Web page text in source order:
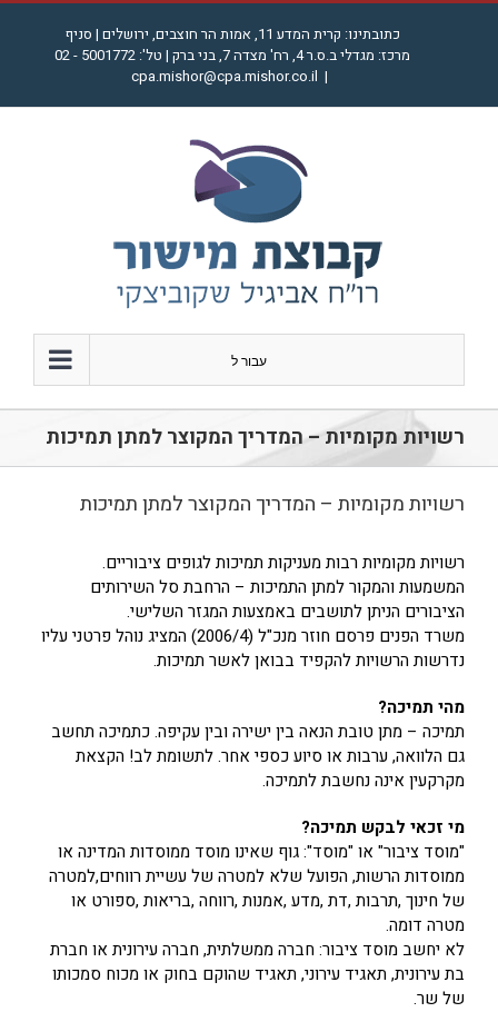
דלג
כתובתינו: קרית המדע 11, אמות הר חוצבים, ירושלים | סניף
מרכז: מגדלי ב.ס.ר 4, רח' מצדה 7, בני ברק | טל': 5001772 - 02
|
cpa.mishor@cpa.mishor.co.il
עבור ל
רשויות מקומיות – המדריך המקוצר למתן תמיכות
רשויות מקומיות – המדריך המקוצר למתן תמיכות
רשויות מקומיות רבות מעניקות תמיכות לגופים ציבוריים.
המשמעות והמקור למתן התמיכות – הרחבת סל השירותים
הציבורים הניתן לתושבים באמצעות המגזר השלישי.
משרד הפנים פרסם חוזר מנכ"ל (2006/4) המציג נוהל פרטני עליו
נדרשות הרשויות להקפיד בבואן לאשר תמיכות.
מהי תמיכה?
תמיכה – מתן טובת הנאה בין ישירה ובין עקיפה. כתמיכה תחשב
גם הלוואה, ערבות או סיוע כספי אחר. לתשומת לב! הקצאת
מקרקעין אינה נחשבת לתמיכה.
מי זכאי לבקש תמיכה?
"מוסד ציבור" או "מוסד": גוף שאינו מוסד ממוסדות המדינה או
ממוסדות הרשות, הפועל שלא למטרה של עשיית רווחים,למטרה
של חינוך ,תרבות ,דת ,מדע ,אמנות ,רווחה ,בריאות ,ספורט או
מטרה דומה.
לא יחשב מוסד ציבור: חברה ממשלתית, חברה עירונית או חברת
בת עירונית, תאגיד עירוני, תאגיד שהוקם בחוק או מכוח סמכותו
של שר.